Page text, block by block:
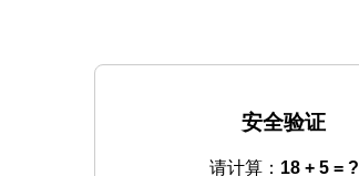
安全验证
请计算： 18 + 5 = ?